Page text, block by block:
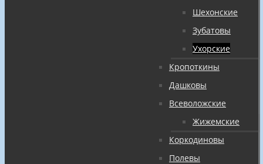
Шехонские
Зубатовы
Ухорские
Кропоткины
Дашковы
Всеволожские
Жижемские
Коркодиновы
Полевы